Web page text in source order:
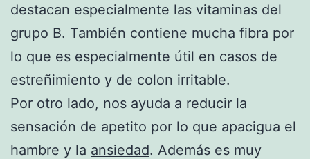
destacan especialmente las vitaminas del
grupo B. También contiene mucha fibra por
lo que es especialmente útil en casos de
estreñimiento y de colon irritable.
Por otro lado, nos ayuda a reducir la
sensación de apetito por lo que apacigua el
hambre y la ansiedad. Además es muy